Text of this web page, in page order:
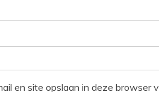
en site opslaan in deze browser